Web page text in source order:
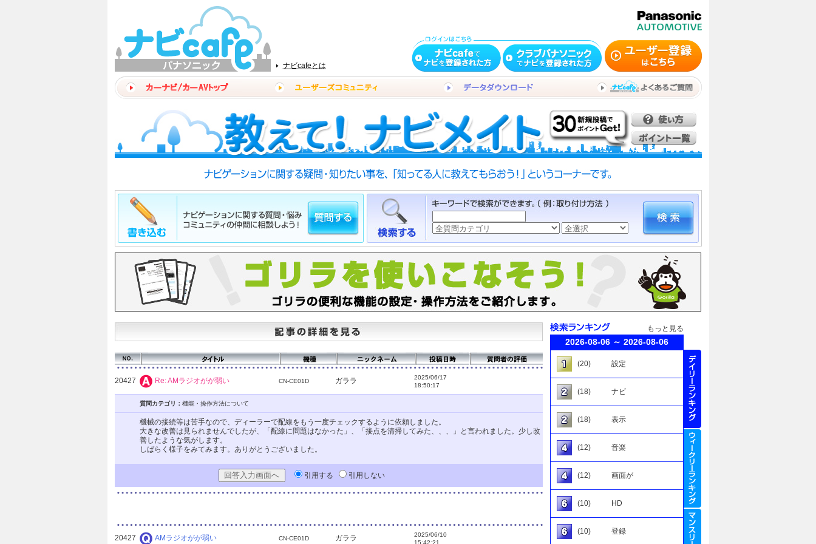
ナビcafeとは
20427 Re: AMラジオがが弱い CN-CE01D ガララ
2025/06/17
18:50:17
質問カテゴリ： 機能・操作方法について
機械の接続等は苦手なので、ディーラーで配線をもう一度チェックするように依頼しました。
大きな改善は見られませんでしたが、「配線に問題はなかった」、「接点を清掃してみた、、、」と言われました。少し改
善したような気がします。
しばらく様子をみてみます。ありがとうございました。
引用する 引用しない
20427 AMラジオがが弱い CN-CE01D ガララ
2025/06/10
15:42:21
もっと見る
2026-08-06 ～ 2026-08-06
(20) 設定
(18) ナビ
(18) 表示
(12) 音楽
(12) 画面が
(10) HD
(10) 登録